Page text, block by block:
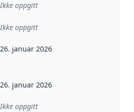
Ikke oppgitt
:
Ikke oppgitt
sier når dataene i dette
26. januar 2026
26. januar 2026
Ikke oppgitt